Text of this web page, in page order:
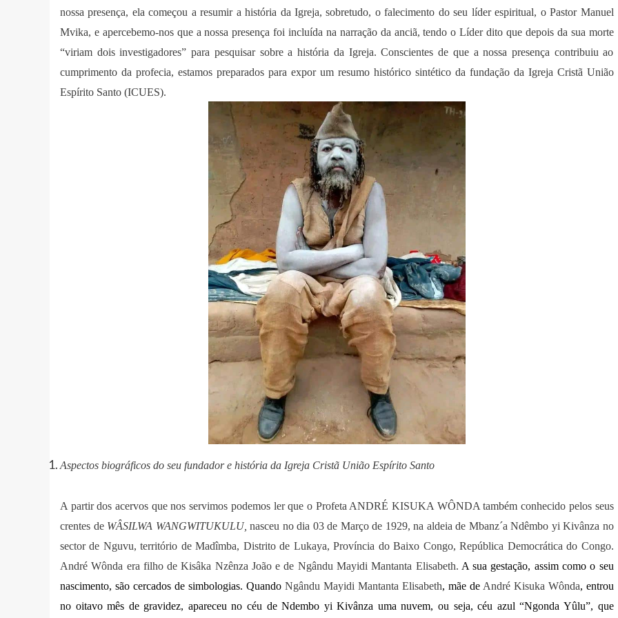
nossa presença, ela começou a resumir a história da Igreja, sobretudo, o falecimento do seu líder espiritual, o Pastor Manuel
Mvika, e apercebemo-nos que a nossa presença foi incluída na narração da anciã, tendo o Líder dito que depois da sua morte
“viriam dois investigadores” para pesquisar sobre a história da Igreja. Conscientes de que a nossa presença contribuiu ao
cumprimento da profecia, estamos preparados para expor um resumo histórico sintético da fundação da Igreja Cristã União
Espírito Santo (ICUES).
Aspectos biográficos do seu fundador e história da Igreja Cristã União Espírito Santo
A partir dos acervos que nos servimos podemos ler que o Profeta ANDRÉ KISUKA WÔNDA também conhecido pelos seus
crentes de WÂSILWA WANGWITUKULU, nasceu no dia 03 de Março de 1929, na aldeia de Mbanz´a Ndêmbo yi Kivânza no
sector de Nguvu, território de Madîmba, Distrito de Lukaya, Província do Baixo Congo, República Democrática do Congo.
André Wônda era filho de Kisâka Nzênza João e de Ngându Mayidi Mantanta Elisabeth. A sua gestação, assim como o seu
nascimento, são cercados de simbologias. Quando Ngându Mayidi Mantanta Elisabeth, mãe de André Kisuka Wônda, entrou
no oitavo mês de gravidez, apareceu no céu de Ndembo yi Kivânza uma nuvem, ou seja, céu azul “Ngonda Yûlu”, que